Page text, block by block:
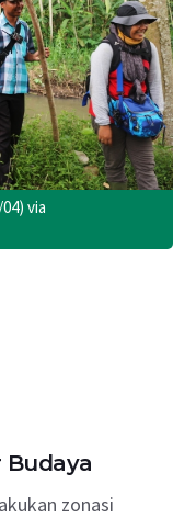
via
Budaya
zonasi